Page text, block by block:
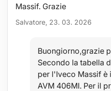
La qualità del materiale
notevole resistenza
Il materiale ipoallergenico
veicolo senza alcun rischio per
Massif. Grazie
Salvatore, 23. 03. 2026
Buongiorno,grazie
Secondo la tabella
per l'Iveco Massif
AVM 406MI. Per il